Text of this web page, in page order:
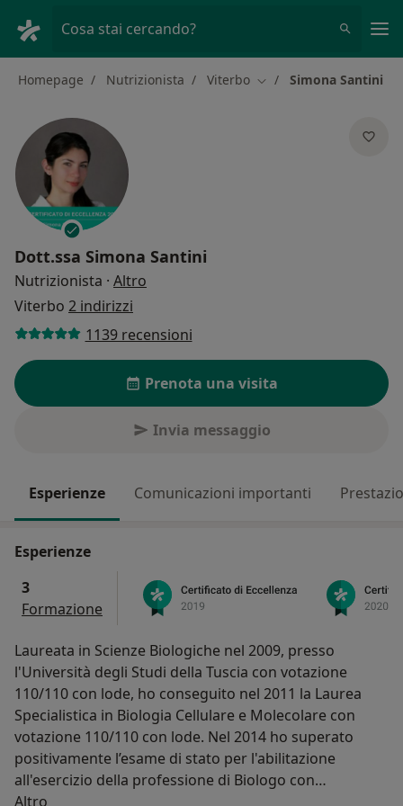
Cosa stai cercando?
Homepage Nutrizionista Viterbo Cambia città
Simona Santini
Dott.ssa Simona Santini
Nutrizionista · Altro
Viterbo 2 indirizzi
1139 recensioni
Prenota una visita
Invia messaggio
Esperienze Comunicazioni importanti
Esperienze
3
Formazione
Laureata in Scienze Biologiche nel 2009, presso
l'Università degli Studi della Tuscia con votazione
110/110 con lode, ho conseguito nel 2011 la Laurea
Specialistica in Biologia Cellulare e Molecolare con
votazione 110/110 con lode. Nel 2014 ho superato
positivamente l’esame di stato per l'abilitazione
all'esercizio della professione di Biologo con
conseguente iscrizione all’Albo Professionale sezione
Altro